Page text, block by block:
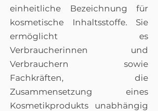
einheitliche Bezeichnung für
kosmetische Inhaltsstoffe. Sie
ermöglicht es
Verbraucherinnen und
Verbrauchern sowie
Fachkräften, die
Zusammensetzung eines
Kosmetikprodukts unabhängig